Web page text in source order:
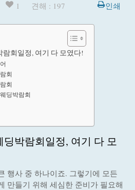
1 견해 : 197 인쇄
회일정, 여기 다 모였다!
회
회
딩박람회
박람회일정, 여기 다 모
행사 중 하나이죠. 그렇기에 모든
만들기 위해 세심한 준비가 필요해